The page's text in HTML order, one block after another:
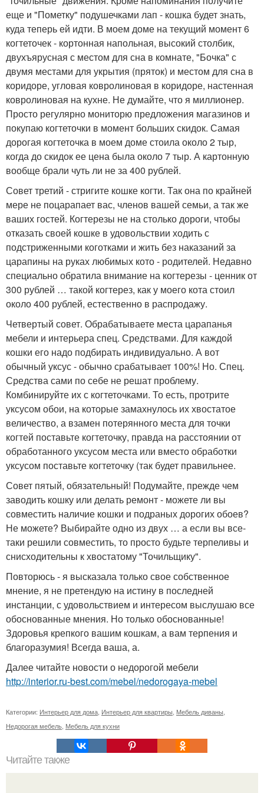
еще и "Пометку" подушечками лап - кошка будет знать,
куда теперь ей идти. В моем доме на текущий момент 6
когтеточек - кортонная напольная, высокий столбик,
двухъярусная с местом для сна в комнате, "Бочка" с
двумя местами для укрытия (пряток) и местом для сна в
коридоре, угловая ковролиновая в коридоре, настенная
ковролиновая на кухне. Не думайте, что я миллионер.
Просто регулярно мониторю предложения магазинов и
покупаю когтеточки в момент больших скидок. Самая
дорогая когтеточка в моем доме стоила около 2 тыр,
когда до скидок ее цена была около 7 тыр. А картонную
вообще брали чуть ли не за 400 рублей.
Совет третий - стригите кошке когти. Так она по крайней
мере не поцарапает вас, членов вашей семьи, а так же
ваших гостей. Когтерезы не на столько дороги, чтобы
отказать своей кошке в удовольствии ходить с
подстриженными коготками и жить без наказаний за
царапины на руках любимых кото - родителей. Недавно
специально обратила внимание на когтерезы - ценник от
300 рублей … такой когтерез, как у моего кота стоил
около 400 рублей, естественно в распродажу.
Четвертый совет. Обрабатываете места царапанья
мебели и интерьера спец. Средствами. Для каждой
кошки его надо подбирать индивидуально. А вот
обычный уксус - обычно срабатывает 100%! Но. Спец.
Средства сами по себе не решат проблему.
Комбинируйте их с когтеточками. То есть, протрите
уксусом обои, на которые замахнулось их хвостатое
величество, а взамен потерянного места для точки
когтей поставьте когтеточку, правда на расстоянии от
обработанного уксусом места или вместо обработки
уксусом поставьте когтеточку (так будет правильнее.
Совет пятый, обязательный! Подумайте, прежде чем
заводить кошку или делать ремонт - можете ли вы
совместить наличие кошки и подраных дорогих обоев?
Не можете? Выбирайте одно из двух … а если вы все-
таки решили совместить, то просто будьте терпеливы и
снисходительны к хвостатому "Точильщику".
Повторюсь - я высказала только свое собственное
мнение, я не претендую на истину в последней
инстанции, с удовольствием и интересом выслушаю все
обоснованные мнения. Но только обоснованные!
Здоровья крепкого вашим кошкам, а вам терпения и
благоразумия! Всегда ваша, а.
Далее читайте новости о недорогой мебели
http://interior.ru-best.com/mebel/nedorogaya-mebel
Категории: Интерьер для дома Интерьер для квартиры Мебель диваны
Недорогая мебель Мебель для кухни
Читайте также